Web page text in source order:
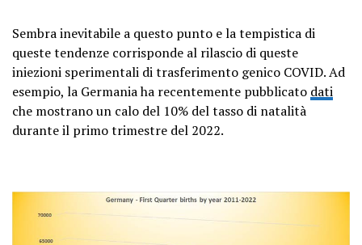
Sembra inevitabile a questo punto e la tempistica di
queste tendenze corrisponde al rilascio di queste
iniezioni sperimentali di trasferimento genico COVID. Ad
esempio, la Germania ha recentemente pubblicato dati
che mostrano un calo del 10% del tasso di natalità
durante il primo trimestre del 2022.